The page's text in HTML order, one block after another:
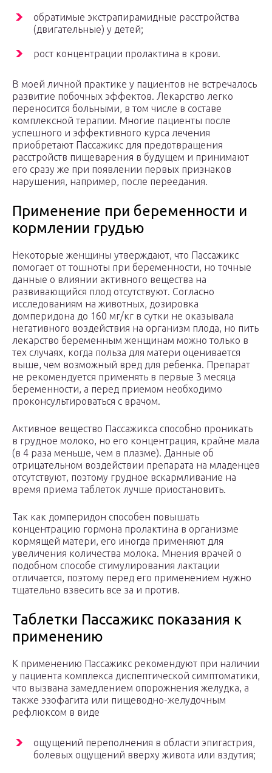
обратимые экстрапирамидные расстройства
(двигательные) у детей;
рост концентрации пролактина в крови.
В моей личной практике у пациентов не встречалось
развитие побочных эффектов. Лекарство легко
переносится больными, в том числе в составе
комплексной терапии. Многие пациенты после
успешного и эффективного курса лечения
приобретают Пассажикс для предотвращения
расстройств пищеварения в будущем и принимают
его сразу же при появлении первых признаков
нарушения, например, после переедания.
Применение при беременности и
кормлении грудью
Некоторые женщины утверждают, что Пассажикс
помогает от тошноты при беременности, но точные
данные о влиянии активного вещества на
развивающийся плод отсутствуют. Согласно
исследованиям на животных, дозировка
домперидона до 160 мг/кг в сутки не оказывала
негативного воздействия на организм плода, но пить
лекарство беременным женщинам можно только в
тех случаях, когда польза для матери оценивается
выше, чем возможный вред для ребенка. Препарат
не рекомендуется применять в первые 3 месяца
беременности, а перед приемом необходимо
проконсультироваться с врачом.
Активное вещество Пассажикса способно проникать
в грудное молоко, но его концентрация, крайне мала
(в 4 раза меньше, чем в плазме). Данные об
отрицательном воздействии препарата на младенцев
отсутствуют, поэтому грудное вскармливание на
время приема таблеток лучше приостановить.
Так как домперидон способен повышать
концентрацию гормона пролактина в организме
кормящей матери, его иногда применяют для
увеличения количества молока. Мнения врачей о
подобном способе стимулирования лактации
отличается, поэтому перед его применением нужно
тщательно взвесить все за и против.
Таблетки Пассажикс показания к
применению
К применению Пассажикс рекомендуют при наличии
у пациента комплекса диспептической симптоматики,
что вызвана замедлением опорожнения желудка, а
также эзофагита или пищеводно-желудочным
рефлюксом в виде
ощущений переполнения в области эпигастрия,
болевых ощущений вверху живота или вздутия;